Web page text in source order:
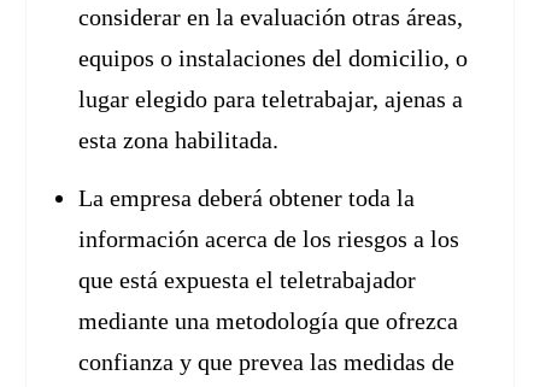
considerar en la evaluación otras áreas,
equipos o instalaciones del domicilio, o
lugar elegido para teletrabajar, ajenas a
esta zona habilitada.
La empresa deberá obtener toda la
información acerca de los riesgos a los
que está expuesta el teletrabajador
mediante una metodología que ofrezca
confianza y que prevea las medidas de